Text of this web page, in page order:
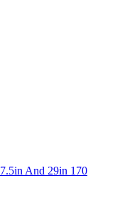
And 29in 170